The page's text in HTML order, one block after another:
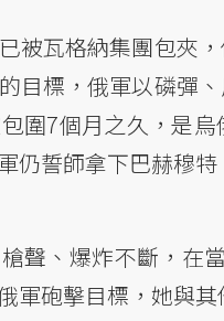
被瓦格納集團包夾
目標，俄軍以磷彈
圍7個月之久，是
仍誓師拿下巴赫穆特
聲、爆炸不斷，在
軍砲擊目標，她與